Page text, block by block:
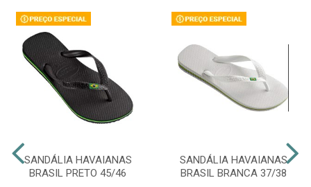
SANDÁLIA HAVAIANAS
BRASIL PRETO 45/46
SANDÁLIA HAVAIANAS
BRASIL BRANCA 37/38